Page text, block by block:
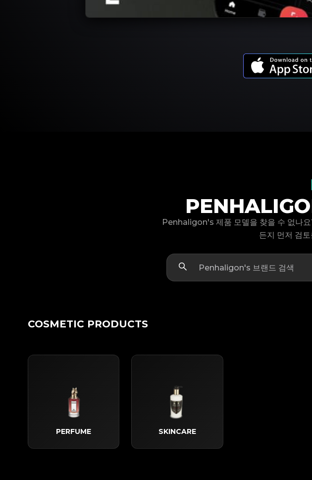
Penhaligon's 제품 모델을 찾을 수 없나
든지 먼저 검
COSMETIC PRODUCTS
PERFUME SKINCARE